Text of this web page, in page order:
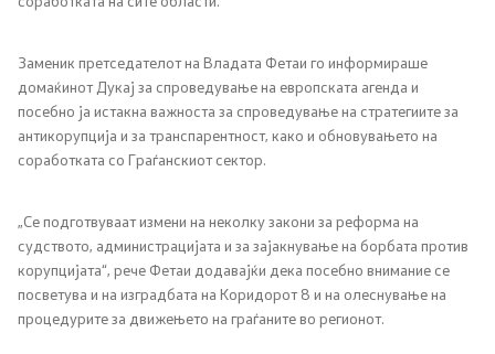
Органи во состав
Национални координатори
Односи со јавност
Заменик претседателот на Владата Фетаи го информираше
домаќинот Дукај за спроведување на европската агенда и
посебно ja истакна важноста за спроведување на стратегиите за
антикорупција и за транспарентност, како и обновувањето на
соработката со Граѓанскиот сектор.
„Се подготвуваат измени на неколку закони за реформа на
судството, администрацијата и за зајакнување на борбата против
корупцијата“, рече Фетаи додавајќи дека посебно внимание се
посветува и на изградбата на Коридорот 8 и на олеснување на
процедурите за движењето на граѓаните во регионот.